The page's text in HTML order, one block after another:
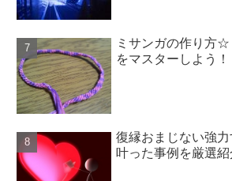
ミサンガの作り方
をマスターしよう！
復縁おまじない強
叶った事例を厳選紹